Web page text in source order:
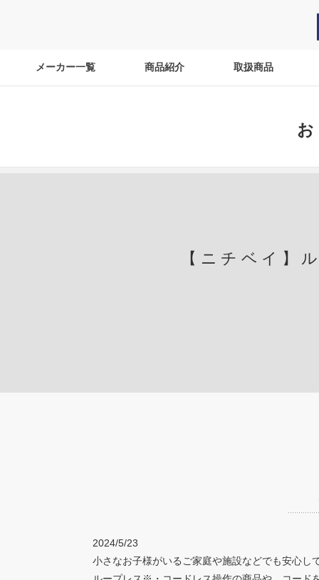
メーカー一覧 商品紹介 取扱商品
【ニチベイ】
2024/5/23
小さなお子様がいるご家庭や施設などでも安心し